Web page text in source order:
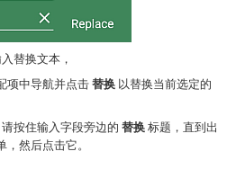
替换文本，
项中导航并点击替换 以替换当前选定的
按住输入字段旁边的 替换标题，直到出
，然后点击它。